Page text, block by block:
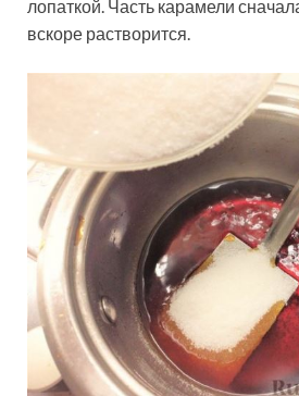
лопаткой. Часть карамели
вскоре растворится.